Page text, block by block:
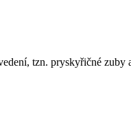
tzn. pryskyřičné zuby